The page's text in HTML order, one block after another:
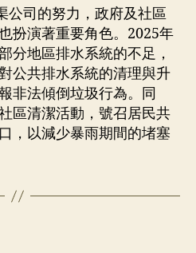
公司的努力，政府及社區
扮演著重要角色。2025年
分地區排水系統的不足，
公共排水系統的清理與升
非法傾倒垃圾行為。同
區清潔活動，號召居民共
，以減少暴雨期間的堵塞